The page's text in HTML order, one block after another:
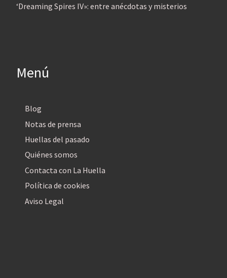
‘Dreaming Spires IV»: entre anécdotas y misterios
Menú
Blog
Notas de prensa
Huellas del pasado
Quiénes somos
Contacta con La Huella
Política de cookies
Aviso Legal